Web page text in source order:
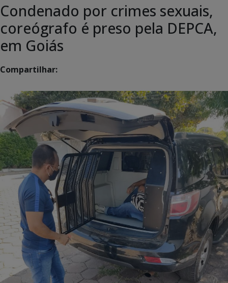
Condenado por crimes sexuais,
coreógrafo é preso pela DEPCA,
em Goiás
Compartilhar: